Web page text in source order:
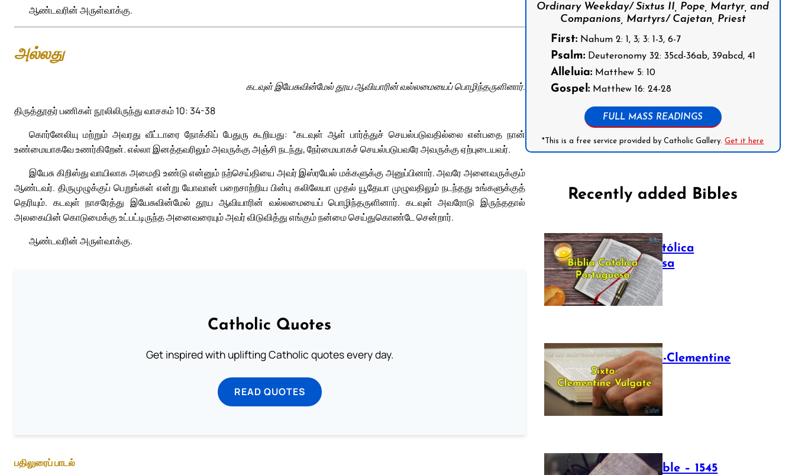
ஆண்டவரின் அருள்வாக்கு.
அல்லது
கடவுள் இயேசுவின்மேல் தூய ஆவியாரின் வல்லமையைப் பொழிந்தருளினார்.
திருத்தூதர் பணிகள் நூலிலிருந்து வாசகம் 10: 34-38
கொர்னேலியு மற்றும் அவரது வீட்டாரை நோக்கிப் பேதுரு கூறியது: “கடவுள் ஆள் பார்த்துச் செயல்படுவதில்லை என்பதை நான்
உண்மையாகவே உணர்கிறேன். எல்லா இனத்தவரிலும் அவருக்கு அஞ்சி நடந்து, நேர்மையாகச் செயல்படுபவரே அவருக்கு ஏற்புடையவர்.
இயேசு கிறிஸ்து வாயிலாக அமைதி உண்டு என்னும் நற்செய்தியை அவர் இஸ்ரயேல் மக்களுக்கு அனுப்பினார். அவரே அனைவருக்கும்
ஆண்டவர். திருமுழுக்குப் பெறுங்கள் என்று யோவான் பறைசாற்றிய பின்பு கலிலேயா முதல் யூதேயா முழுவதிலும் நடந்தது உங்களுக்குத்
தெரியும். கடவுள் நாசரேத்து இயேசுவின்மேல் தூய ஆவியாரின் வல்லமையைப் பொழிந்தருளினார். கடவுள் அவரோடு இருந்ததால்
அலகையின் கொடுமைக்கு உட்பட்டிருந்த அனைவரையும் அவர் விடுவித்து எங்கும் நன்மை செய்துகொண்டே சென்றார்.
ஆண்டவரின் அருள்வாக்கு.
Catholic Quotes
Get inspired with uplifting Catholic quotes every day.
READ QUOTES
பதிலுரைப் பாடல்
Ordinary Weekday/ Sixtus II, Pope, Martyr, and
Companions, Martyrs/ Cajetan, Priest
First:Nahum 2: 1, 3; 3: 1-3, 6-7
Psalm:Deuteronomy 32: 35cd-36ab, 39abcd, 41
Alleluia:Matthew 5: 10
Gospel:Matthew 16: 24-28
FULL MASS READINGS
*This is a free service provided by Catholic Gallery.Get it here
Recently added Bibles
Bíblia Católica
Portuguesa
July 16, 2025
The Sixto-Clementine
Vulgate
July 12, 2025
Luther Bible – 1545